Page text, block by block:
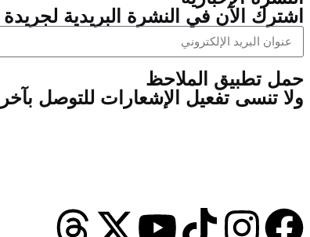
اشترك الآن في النشرة البريدية لجريدة
‫حمل تطبيق الملاحظ
ولا تنسى تفعيل الإشعارات للتوصل